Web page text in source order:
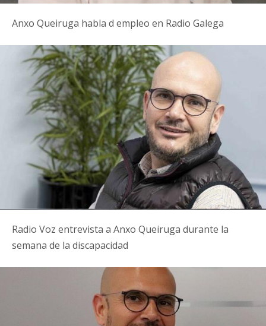
Anxo Queiruga habla d empleo en Radio Galega
Radio Voz entrevista a Anxo Queiruga durante la
semana de la discapacidad